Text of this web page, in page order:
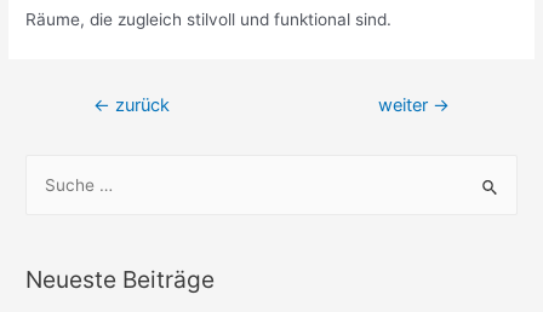
Räume, die zugleich stilvoll und funktional sind.
Beitragsnavigation
← zurück weiter →
hNeueste Beiträge